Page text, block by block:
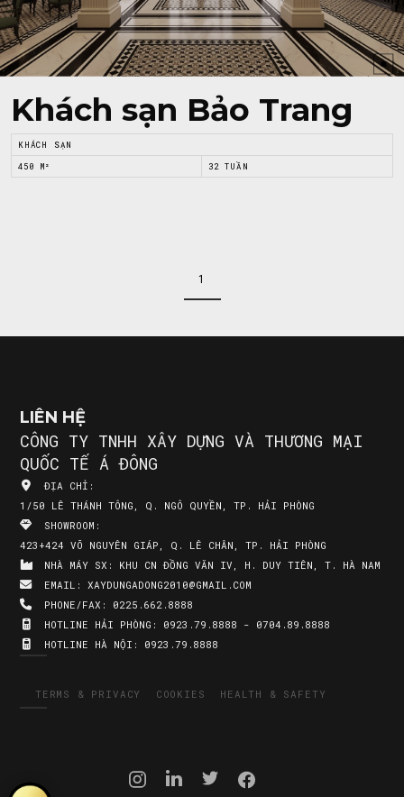
Khách sạn Bảo Trang
KHÁCH SẠN
450 M² 32 TUẦN
1
LIÊN HỆ
CÔNG TY TNHH XÂY DỰNG VÀ THƯƠNG MẠI
QUỐC TẾ Á ĐÔNG
ĐỊA CHỈ:
1/50 LÊ THÁNH TÔNG, Q. NGÔ QUYỀN, TP. HẢI PHÒNG
SHOWROOM:
423+424 VÕ NGUYÊN GIÁP, Q. LÊ CHÂN, TP. HẢI PHÒNG
NHÀ MÁY SX: KHU CN ĐỒNG VĂN IV, H. DUY TIÊN, T. HÀ NAM
EMAIL: XAYDUNGADONG2010@GMAIL.COM
PHONE/FAX: 0225.662.8888
HOTLINE HẢI PHÒNG: 0923.79.8888 - 0704.89.8888
HOTLINE HÀ NỘI: 0923.79.8888
TERMS & PRIVACY COOKIES HEALTH & SAFETY